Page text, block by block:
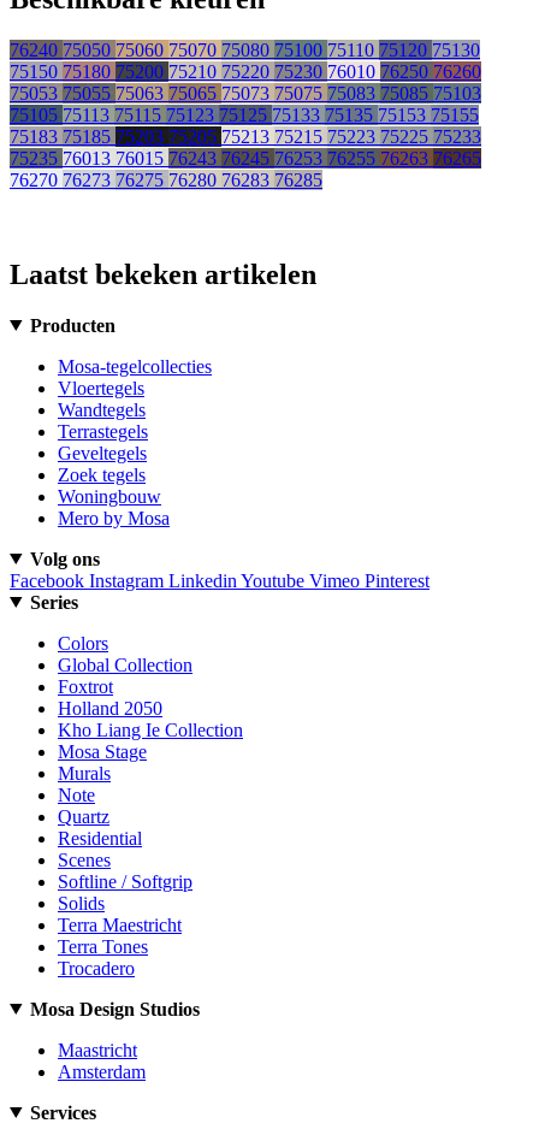
76240 75050 75060 75070 75080 75100 75110 75120 75130
75150 75180 75200 75210 75220 75230 76010 76250 76260
75053 75055 75063 75065 75073 75075 75083 75085 75103
75105 75113 75115 75123 75125 75133 75135 75153 75155
75183 75185 75203 75205 75213 75215 75223 75225 75233
75235 76013 76015 76243 76245 76253 76255 76263 76265
76270 76273 76275 76280 76283 76285
Laatst bekeken artikelen
Producten
Mosa-tegelcollecties
Vloertegels
Wandtegels
Terrastegels
Geveltegels
Zoek tegels
Woningbouw
Mero by Mosa
Volg ons
Facebook Instagram Linkedin Youtube Vimeo Pinterest
Series
Colors
Global Collection
Foxtrot
Holland 2050
Kho Liang Ie Collection
Mosa Stage
Murals
Note
Quartz
Residential
Scenes
Softline / Softgrip
Solids
Terra Maestricht
Terra Tones
Trocadero
Mosa Design Studios
Maastricht
Amsterdam
Services